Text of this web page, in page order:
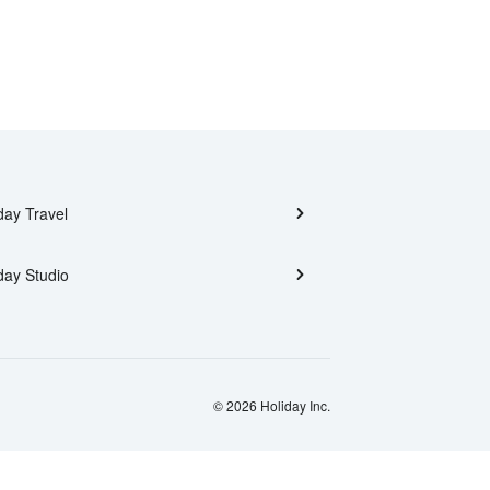
Travel
Studio
© 2026 Holiday Inc.